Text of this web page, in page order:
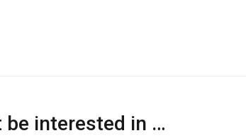
be interested in …